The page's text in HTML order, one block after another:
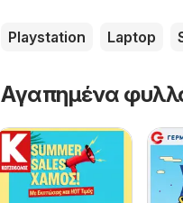
Playstation Laptop
Αγαπημένα